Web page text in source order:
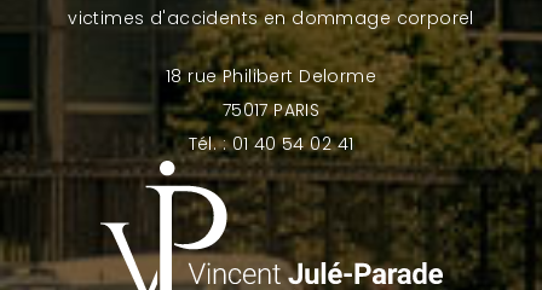
victimes d'accidents en dommage corporel
18 rue Philibert Delorme
75017 PARIS
Tél. : 01 40 54 02 41